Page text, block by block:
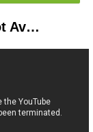
HeartVod : Video Title Not Available